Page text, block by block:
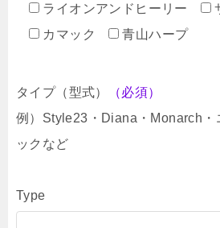
ライオンアンドヒーリー
カマック
青山ハープ
タイプ（型式）
（必須）
例）Style23・Diana・Monarch・
ックなど
Type